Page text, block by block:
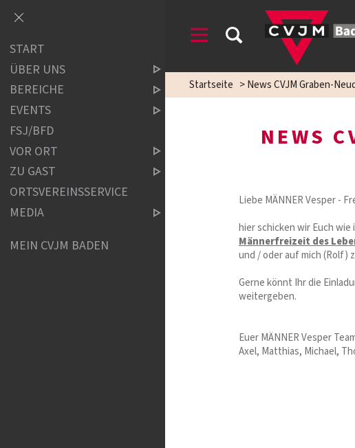
Startseite >News CVJM Graben-
NEWS
Liebe MÄNNER Vesper -
hier schicken wir Euch
Männerfreizeit des
und / oder auf mich (Rolf)
Gerne könnt Ihr die
weitergeben.
Euer MÄNNER Vesper
Axel, Matthias, Michael,
START
ÜBER UNS
BEREICHE
EVENTS
FSJ/BFD
VOR ORT
ZU GAST
ORTSVEREINSSERVICE
MEDIA
MEIN CVJM BADEN